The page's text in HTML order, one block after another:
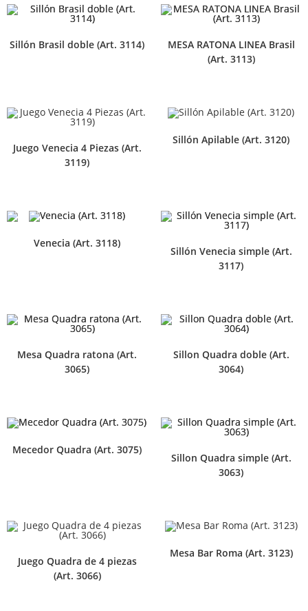
Sillón Brasil doble (Art. 3114)
MESA RATONA LINEA Brasil
(Art. 3113)
Juego Venecia 4 Piezas (Art.
3119)
Sillón Apilable (Art. 3120)
Venecia (Art. 3118)
Sillón Venecia simple (Art.
3117)
Mesa Quadra ratona (Art.
3065)
Sillon Quadra doble (Art.
3064)
Mecedor Quadra (Art. 3075)
Sillon Quadra simple (Art.
3063)
Juego Quadra de 4 piezas
(Art. 3066)
Mesa Bar Roma (Art. 3123)